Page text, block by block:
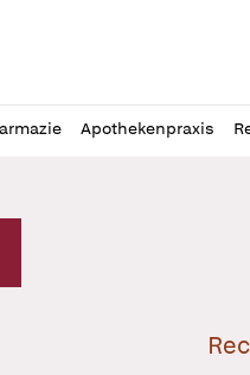
Apothekenpraxis
Logo